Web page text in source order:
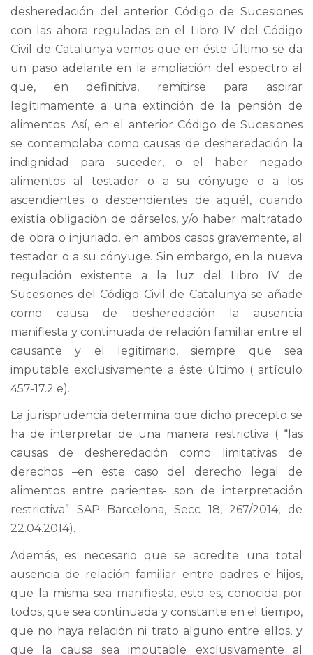
desheredación del anterior Código de Sucesiones
con las ahora reguladas en el Libro IV del Código
Civil de Catalunya vemos que en éste último se da
un paso adelante en la ampliación del espectro al
que, en definitiva, remitirse para aspirar
legítimamente a una extinción de la pensión de
alimentos. Así, en el anterior Código de Sucesiones
se contemplaba como causas de desheredación la
indignidad para suceder, o el haber negado
alimentos al testador o a su cónyuge o a los
ascendientes o descendientes de aquél, cuando
existía obligación de dárselos, y/o haber maltratado
de obra o injuriado, en ambos casos gravemente, al
testador o a su cónyuge. Sin embargo, en la nueva
regulación existente a la luz del Libro IV de
Sucesiones del Código Civil de Catalunya se añade
como causa de desheredación la ausencia
manifiesta y continuada de relación familiar entre el
causante y el legitimario, siempre que sea
imputable exclusivamente a éste último ( artículo
457-17.2 e).
La jurisprudencia determina que dicho precepto se
ha de interpretar de una manera restrictiva ( “las
causas de desheredación como limitativas de
derechos –en este caso del derecho legal de
alimentos entre parientes- son de interpretación
restrictiva” SAP Barcelona, Secc 18, 267/2014, de
22.04.2014).
Además, es necesario que se acredite una total
ausencia de relación familiar entre padres e hijos,
que la misma sea manifiesta, esto es, conocida por
todos, que sea continuada y constante en el tiempo,
que no haya relación ni trato alguno entre ellos, y
que la causa sea imputable exclusivamente al